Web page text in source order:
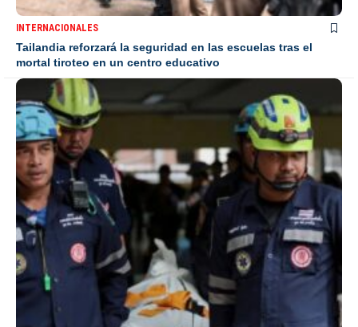
INTERNACIONALES
Tailandia reforzará la seguridad en las escuelas tras el
mortal tiroteo en un centro educativo